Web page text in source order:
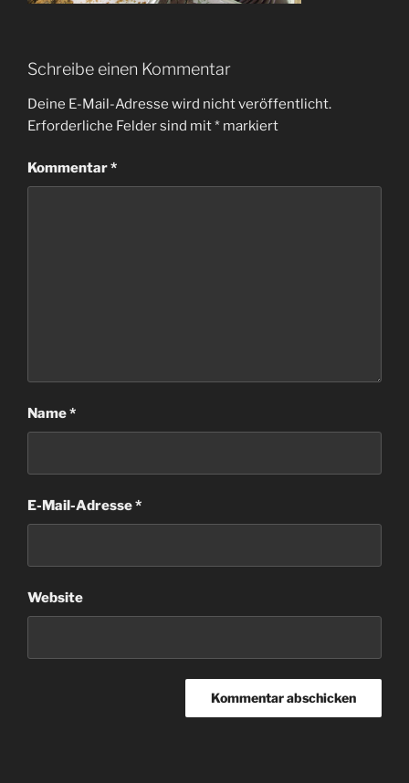
Schreibe einen Kommentar
Deine E-Mail-Adresse wird nicht veröffentlicht.
Erforderliche Felder sind mit* markiert
Kommentar*
Name*
E-Mail-Adresse*
Website